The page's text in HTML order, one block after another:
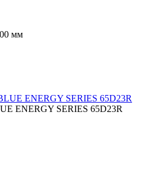
мм
ENERGY SERIES 65D23R